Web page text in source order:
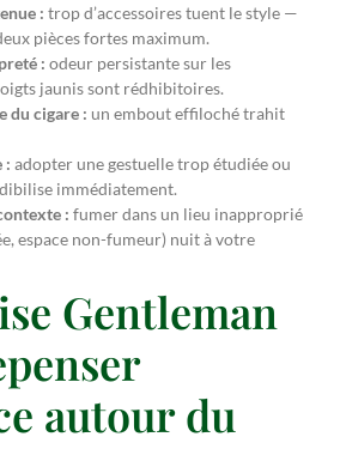
: trop d’accessoires tuent le style —
pièces fortes maximum.
: odeur persistante sur les
jaunis sont rédhibitoires.
du cigare : un embout effiloché trahit
: adopter une gestuelle trop étudiée ou
immédiatement.
: fumer dans un lieu inapproprié
espace non-fumeur) nuit à votre
Gentleman
autour du